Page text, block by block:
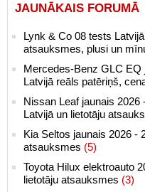
JAUNĀKAIS FORUMĀ
Lynk & Co 08 tests
atsauksmes, plusi un
Mercedes-Benz GLC EQ
Latvijā reāls patēriņš,
Nissan Leaf jaunais
Latvijā un lietotāju
Kia Seltos jaunais 2026 -
atsauksmes (5)
Toyota Hilux elektroauto
lietotāju atsauksmes (3)